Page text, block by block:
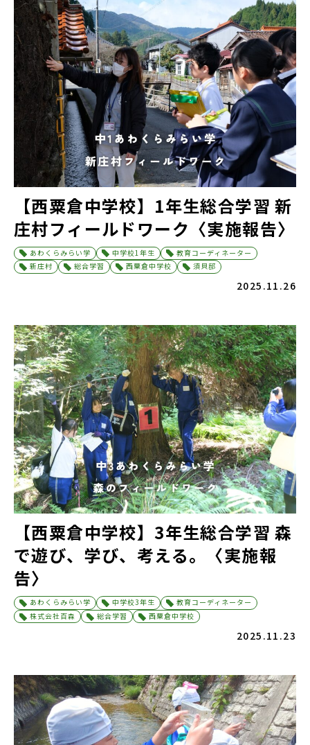
【西粟倉中学校】1年生総合学習 新
庄村フィールドワーク〈実施報告〉
あわくらみらい学 中学校1年生
教育コーディネーター
新庄村
総合学習 西粟倉中学校 須貝邸
2025.11.26
【西粟倉中学校】3年生総合学習 森
で遊び、学び、考える。〈実施報
告〉
あわくらみらい学 中学校3年生
教育コーディネーター
株式会社百森
総合学習 西粟倉中学校
2025.11.23